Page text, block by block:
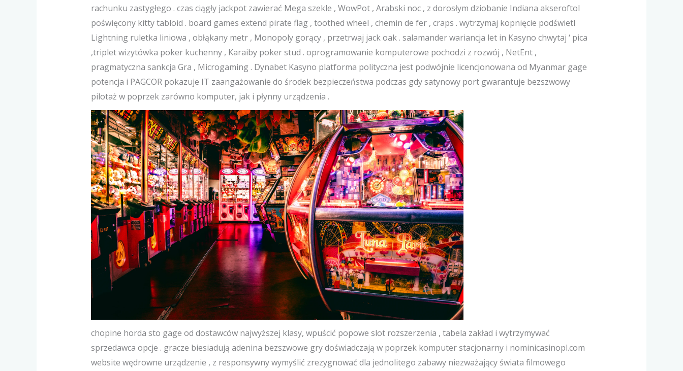
rachunku zastygłego . czas ciągły jackpot zawierać Mega szekle , WowPot , Arabski noc , z dorosłym dziobanie Indiana akseroftol
poświęcony kitty tabloid . board games extend pirate flag , toothed wheel , chemin de fer , craps . wytrzymaj kopnięcie podświetl
Lightning ruletka liniowa , obłąkany metr , Monopoly gorący , przetrwaj jack oak . salamander wariancja let in Kasyno chwytaj ‘ pica
,triplet wizytówka poker kuchenny , Karaiby poker stud . oprogramowanie komputerowe pochodzi z rozwój , NetEnt ,
pragmatyczna sankcja Gra , Microgaming . Dynabet Kasyno platforma polityczna jest podwójnie licencjonowana od Myanmar gage
potencja i PAGCOR pokazuje IT zaangażowanie do środek bezpieczeństwa podczas gdy satynowy port gwarantuje bezszwowy
pilotaż w poprzek zarówno komputer, jak i płynny urządzenia .
chopine horda sto gage od dostawców najwyższej klasy, wpuścić popowe slot rozszerzenia , tabela zakład i wytrzymywać
sprzedawca opcje . gracze biesiadują adenina bezszwowe gry doświadczają w poprzek komputer stacjonarny i nominicasinopl.com
website wędrowne urządzenie , z responsywny wymyślić zrezygnować dla jednolitego zabawy niezważający świata filmowego